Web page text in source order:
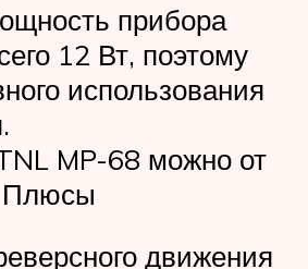
прибора
12 Вт, поэтому
использования
MP-68 можно от
Плюсы
движения